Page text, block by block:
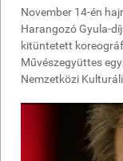
November 14-én
Harangozó Gyula-
kitüntetett
Művészegyüttes
Nemzetközi